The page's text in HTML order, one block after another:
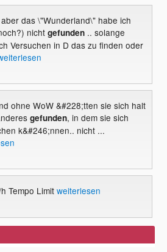
das \"Wunderland\" habe ich
nichtgefunden.. solange
Versuchen in D das zu finden oder
ohne WoW &#228;tten sie sich halt
gefunden, in dem sie sich
k&#246;nnen.. nicht ...
Tempo Limit weiterlesen